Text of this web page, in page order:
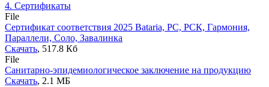
4. Сертификаты
File
Сертификат соответствия 2025 Bataria, РС, РСК, Гармония,
Параллели, Соло, Завалинка
Скачать, 517.8 Кб
File
Санитарно-эпидемиологическое заключение на продукцию
Скачать, 2.1 MБ